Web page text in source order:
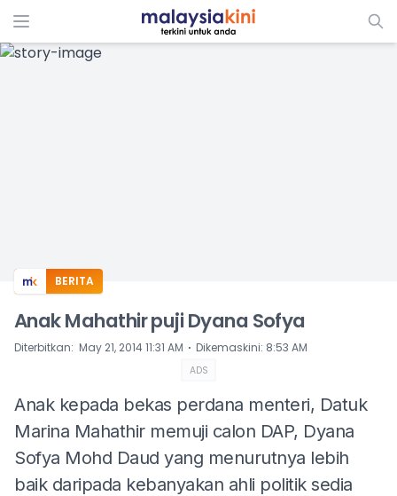
ADS
BERITA
Anak Mahathir puji Dyana Sofya
Diterbitkan: May 21, 2014 11:31 AM ⋅ Dikemaskini: 8:53 AM
ADS
Anak kepada bekas perdana menteri, Datuk
Marina Mahathir memuji calon DAP, Dyana
Sofya Mohd Daud yang menurutnya lebih
baik daripada kebanyakan ahli politik sedia